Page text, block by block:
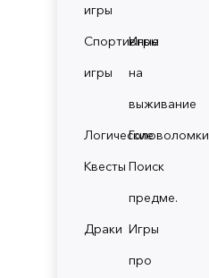
игры
Спортивные
игры
Игры
на
выживание
ЛогическиеГоловоломки
Квесты Поиск
предме.
Драки Игры
про